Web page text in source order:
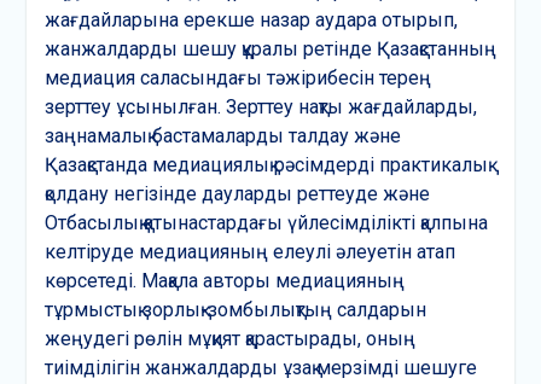
жағдайларына ерекше назар аудара отырып,
жанжалдарды шешу құралы ретінде Қазақстанның
медиация саласындағы тәжірибесін терең
зерттеу ұсынылған. Зерттеу нақты жағдайларды,
заңнамалық бастамаларды талдау және
Қазақстанда медиациялық рәсімдерді практикалық
қолдану негізінде дауларды реттеуде және
Отбасылық қатынастардағы үйлесімділікті қалпына
келтіруде медиацияның елеулі әлеуетін атап
көрсетеді. Мақала авторы медиацияның
тұрмыстық зорлық-зомбылықтың салдарын
жеңудегі рөлін мұқият қарастырады, оның
тиімділігін жанжалдарды ұзақ мерзімді шешуге